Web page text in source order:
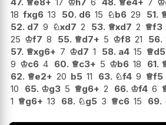
18 fxg6 13 50. d6 15 ♘b6 29 51.
52. d7 9 ♘xd7 2 53. ♕xd7 2 ♕f3
25 ♔f7 8 55. ♕d7+ 5 ♔f8 21 56.
57. ♕xg6+ 7 ♔d7 1 58. a4 15 ♕d5
9 ♔c6 4 60. ♕c3+ 5 ♔b6 18 61.
62. ♕e2+ 20 b5 11 63. ♘f4 9 ♕f5
10
65. ♔g3 5 ♕g6+ 2 66. ♔f4 6
1 ♕g6+ 13 68. ♘g5 3 ♕c6 15 69.